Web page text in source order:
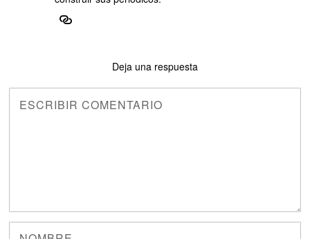
Deja una respuesta